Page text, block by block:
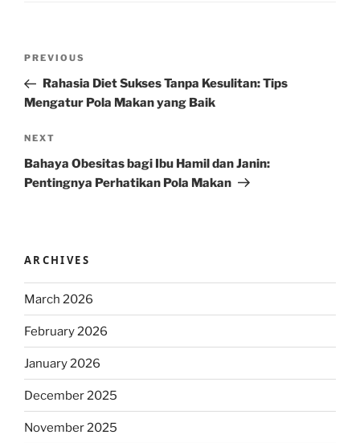
Previous
Post
PREVIOUS
Rahasia Diet Sukses Tanpa Kesulitan: Tips
Mengatur Pola Makan yang Baik
Next
Post
NEXT
Bahaya Obesitas bagi Ibu Hamil dan Janin:
Pentingnya Perhatikan Pola Makan
ARCHIVES
March 2026
February 2026
January 2026
December 2025
November 2025